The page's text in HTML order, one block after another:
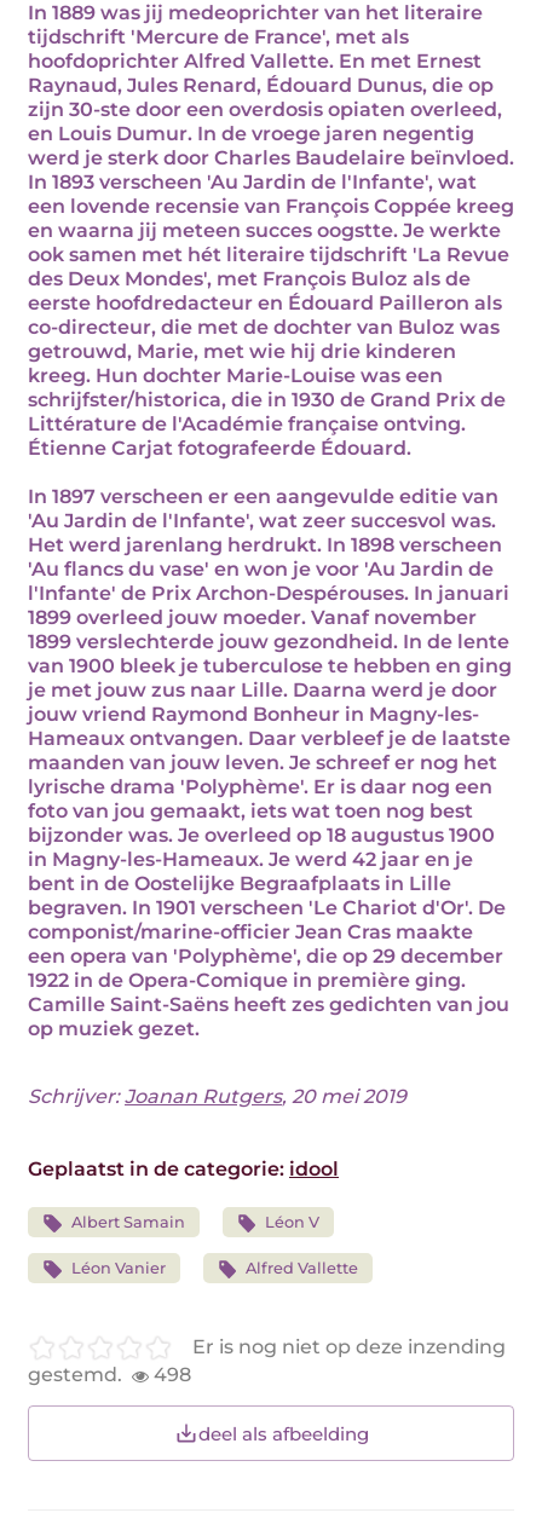
In 1889 was jij medeoprichter van het literaire
tijdschrift 'Mercure de France', met als
hoofdoprichter Alfred Vallette. En met Ernest
Raynaud, Jules Renard, Édouard Dunus, die op
zijn 30-ste door een overdosis opiaten overleed,
en Louis Dumur. In de vroege jaren negentig
werd je sterk door Charles Baudelaire beïnvloed.
In 1893 verscheen 'Au Jardin de l'Infante', wat
een lovende recensie van François Coppée kreeg
en waarna jij meteen succes oogstte. Je werkte
ook samen met hét literaire tijdschrift 'La Revue
des Deux Mondes', met François Buloz als de
eerste hoofdredacteur en Édouard Pailleron als
co-directeur, die met de dochter van Buloz was
getrouwd, Marie, met wie hij drie kinderen
kreeg. Hun dochter Marie-Louise was een
schrijfster/historica, die in 1930 de Grand Prix de
Littérature de l'Académie française ontving.
Étienne Carjat fotografeerde Édouard.
In 1897 verscheen er een aangevulde editie van
'Au Jardin de l'Infante', wat zeer succesvol was.
Het werd jarenlang herdrukt. In 1898 verscheen
'Au flancs du vase' en won je voor 'Au Jardin de
l'Infante' de Prix Archon-Despérouses. In januari
1899 overleed jouw moeder. Vanaf november
1899 verslechterde jouw gezondheid. In de lente
van 1900 bleek je tuberculose te hebben en ging
je met jouw zus naar Lille. Daarna werd je door
jouw vriend Raymond Bonheur in Magny-les-
Hameaux ontvangen. Daar verbleef je de laatste
maanden van jouw leven. Je schreef er nog het
lyrische drama 'Polyphème'. Er is daar nog een
foto van jou gemaakt, iets wat toen nog best
bijzonder was. Je overleed op 18 augustus 1900
in Magny-les-Hameaux. Je werd 42 jaar en je
bent in de Oostelijke Begraafplaats in Lille
begraven. In 1901 verscheen 'Le Chariot d'Or'. De
componist/marine-officier Jean Cras maakte
een opera van 'Polyphème', die op 29 december
1922 in de Opera-Comique in première ging.
Camille Saint-Saëns heeft zes gedichten van jou
op muziek gezet.
Schrijver:Joanan Rutgers, 20 mei 2019
Geplaatst in de categorie: idool
Albert Samain Léon V
Léon Vanier Alfred Vallette
Er is nog niet op deze inzending
gestemd.
498
deel als afbeelding